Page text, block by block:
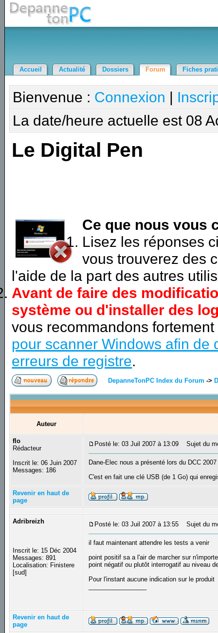
Accueil Actualité Dossiers Forum Fiches
Bienvenue : Connexion |
La date/heure actuelle est 08
Le Digital Pen
Ce que nous vous
Lisez les réponses
vous trouverez des
l'aide de la part des autres
Avant de faire des
système ou d'installer des
vous recommandons
pour scanner Windows afin de
erreurs de registre.
DepanneTonPC Index du Forum ->
Auteur
flo
Rédacteur
Inscrit le: 06 Juin 2007
Messages: 186
Posté le: 03 Juil 2007 à 13:09 Sujet du
Dane-Elec nous a présenté lors du DCC
C'est en fait une clé USB (de 1 Go) qui
Revenir en haut de
page
Adribreizh
Inscrit le: 15 Déc 2004
Messages: 891
Localisation: Finistere
[sud]
Posté le: 03 Juil 2007 à 13:55 Sujet du
il faut maintenant attendre les tests a venir
point positif sa a l'air de marcher sur
point négatif ou plutôt interrogatif au niveau
Pour l'instant aucune indication sur le produit
Revenir en haut de
page